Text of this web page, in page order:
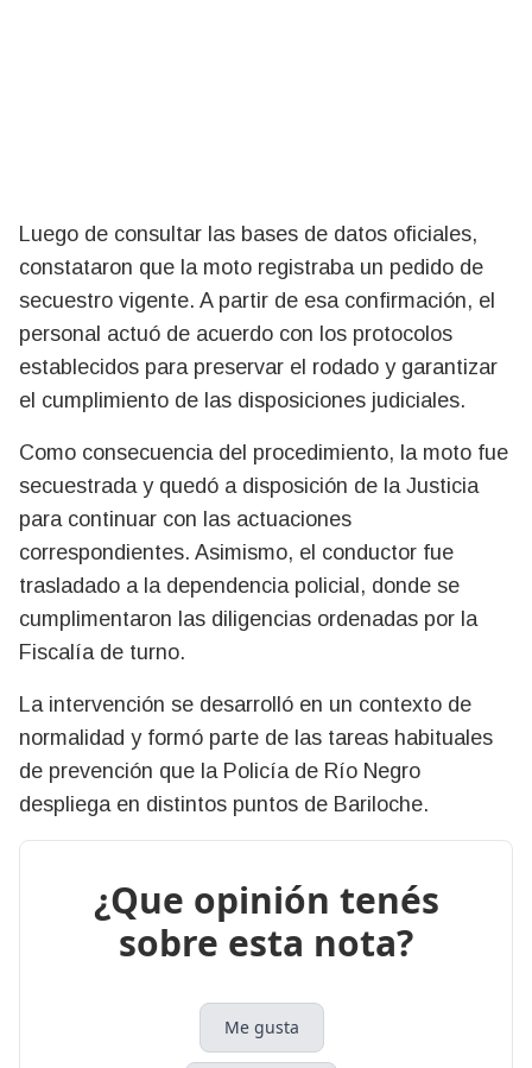
Luego de consultar las bases de datos oficiales,
constataron que la moto registraba un pedido de
secuestro vigente. A partir de esa confirmación, el
personal actuó de acuerdo con los protocolos
establecidos para preservar el rodado y garantizar
el cumplimiento de las disposiciones judiciales.
Como consecuencia del procedimiento, la moto fue
secuestrada y quedó a disposición de la Justicia
para continuar con las actuaciones
correspondientes. Asimismo, el conductor fue
trasladado a la dependencia policial, donde se
cumplimentaron las diligencias ordenadas por la
Fiscalía de turno.
La intervención se desarrolló en un contexto de
normalidad y formó parte de las tareas habituales
de prevención que la Policía de Río Negro
despliega en distintos puntos de Bariloche.
¿Que opinión tenés
sobre esta nota?
Me gusta